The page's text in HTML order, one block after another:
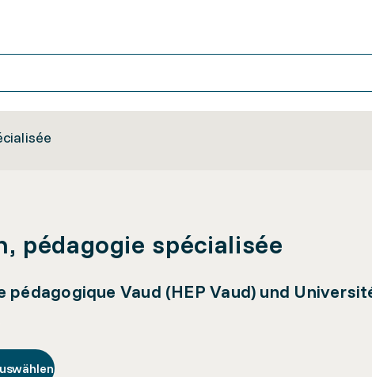
pédagogie spécialisée
Vaud (HEP Vaud) und